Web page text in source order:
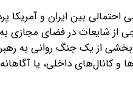
احتمالی بین ایران و آمریکا
از شایعات در فضای مجازی
بخشی از یک جنگ روانی به
کانال‌های داخلی، یا آگاهانه